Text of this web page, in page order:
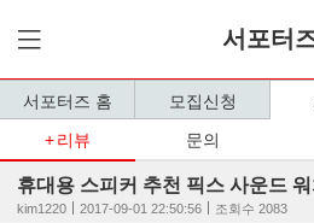
서포터
서포터즈 홈 모집신청
리뷰
문의
휴대용 스피커 추천 픽스 사운드
kim1220 2017-09-01 22:50:56 조회수 2083